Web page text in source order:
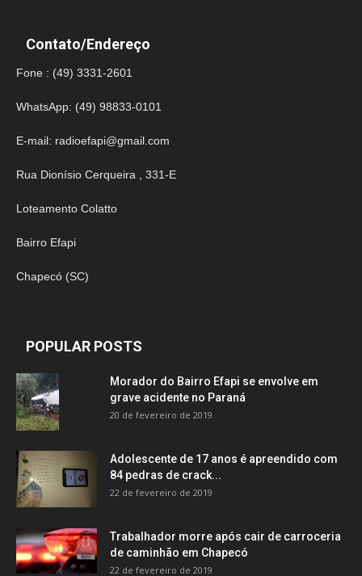
Contato/Endereço
Fone : (49) 3331-2601
WhatsApp: (49) 98833-0101
E-mail: radioefapi@gmail.com
Rua Dionísio Cerqueira , 331-E
Loteamento Colatto
Bairro Efapi
Chapecó (SC)
POPULAR POSTS
Morador do Bairro Efapi se envolve em
grave acidente no Paraná
20 de fevereiro de 2019
Adolescente de 17 anos é apreendido com
84 pedras de crack...
22 de fevereiro de 2019
Trabalhador morre após cair de carroceria
de caminhão em Chapecó
22 de fevereiro de 2019